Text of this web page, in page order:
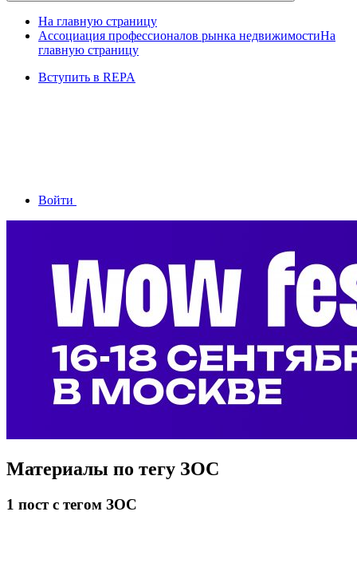
На главную страницу
Ассоциация профессионалов рынка недвижимостиНа
главную страницу
Вступить в REPA
Войти
Материалы по тегу ЗОС
1 постс тегом ЗОС